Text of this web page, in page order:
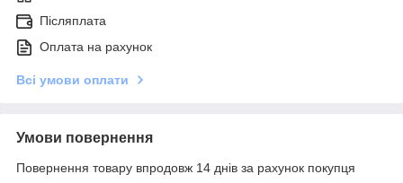
Післяплата
Оплата на рахунок
Всі умови оплати
Умови повернення
Повернення товару впродовж 14 днів за рахунок покупця